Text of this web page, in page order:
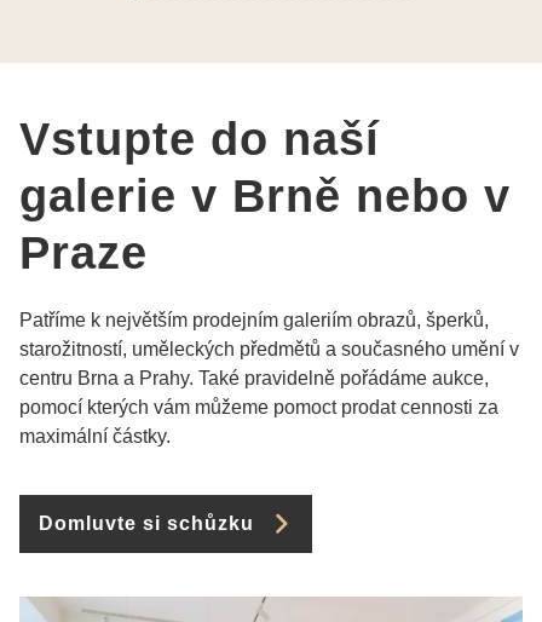
Vstupte do naší
galerie v Brně nebo v
Praze
Patříme k největším prodejním galeriím obrazů, šperků,
starožitností, uměleckých předmětů a současného umění v
centru Brna a Prahy. Také pravidelně pořádáme aukce,
pomocí kterých vám můžeme pomoct prodat cennosti za
maximální částky.
Domluvte si schůzku